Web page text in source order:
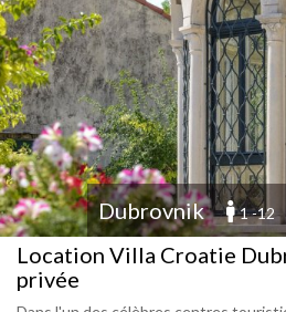
Dubrovnik 1 -12
Location Villa Croatie
privée